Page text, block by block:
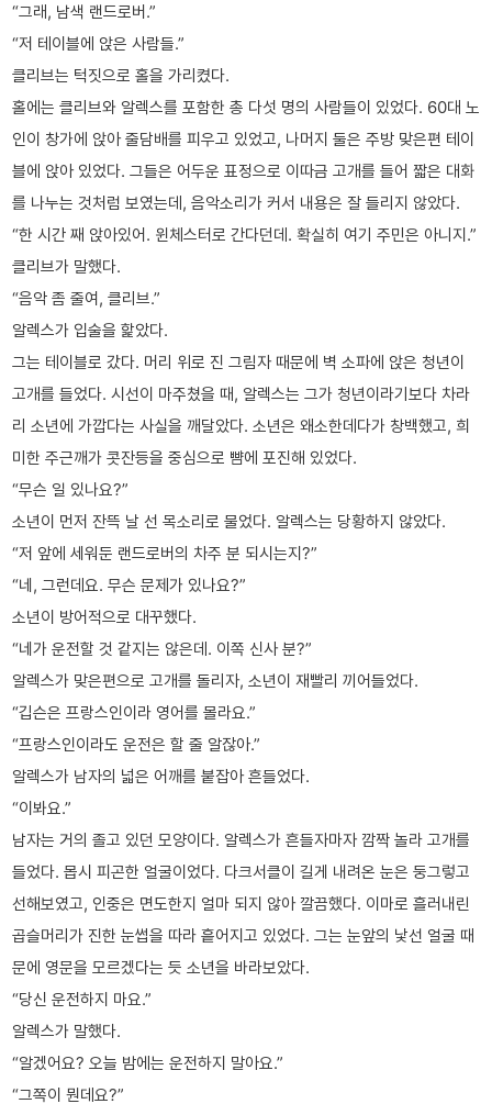
“그래, 남색 랜드로버.”
“저 테이블에 앉은 사람들.”
클리브는 턱짓으로 홀을 가리켰다.
홀에는 클리브와 알렉스를 포함한 총 다섯 명의 사람들이 있었다. 60대 노
인이 창가에 앉아 줄담배를 피우고 있었고, 나머지 둘은 주방 맞은편 테이
블에 앉아 있었다. 그들은 어두운 표정으로 이따금 고개를 들어 짧은 대화
를 나누는 것처럼 보였는데, 음악소리가 커서 내용은 잘 들리지 않았다.
“한 시간 째 앉아있어. 윈체스터로 간다던데. 확실히 여기 주민은 아니지.”
클리브가 말했다.
“음악 좀 줄여, 클리브.”
알렉스가 입술을 핥았다.
그는 테이블로 갔다. 머리 위로 진 그림자 때문에 벽 소파에 앉은 청년이
고개를 들었다. 시선이 마주쳤을 때, 알렉스는 그가 청년이라기보다 차라
리 소년에 가깝다는 사실을 깨달았다. 소년은 왜소한데다가 창백했고, 희
미한 주근깨가 콧잔등을 중심으로 뺨에 포진해 있었다.
“무슨 일 있나요?”
소년이 먼저 잔뜩 날 선 목소리로 물었다. 알렉스는 당황하지 않았다.
“저 앞에 세워둔 랜드로버의 차주 분 되시는지?”
“네, 그런데요. 무슨 문제가 있나요?”
소년이 방어적으로 대꾸했다.
“네가 운전할 것 같지는 않은데. 이쪽 신사 분?”
알렉스가 맞은편으로 고개를 돌리자, 소년이 재빨리 끼어들었다.
“깁슨은 프랑스인이라 영어를 몰라요.”
“프랑스인이라도 운전은 할 줄 알잖아.”
알렉스가 남자의 넓은 어깨를 붙잡아 흔들었다.
“이봐요.”
남자는 거의 졸고 있던 모양이다. 알렉스가 흔들자마자 깜짝 놀라 고개를
들었다. 몹시 피곤한 얼굴이었다. 다크서클이 길게 내려온 눈은 둥그렇고
선해보였고, 인중은 면도한지 얼마 되지 않아 깔끔했다. 이마로 흘러내린
곱슬머리가 진한 눈썹을 따라 흩어지고 있었다. 그는 눈앞의 낯선 얼굴 때
문에 영문을 모르겠다는 듯 소년을 바라보았다.
“당신 운전하지 마요.”
알렉스가 말했다.
“알겠어요? 오늘 밤에는 운전하지 말아요.”
“그쪽이 뭔데요?”